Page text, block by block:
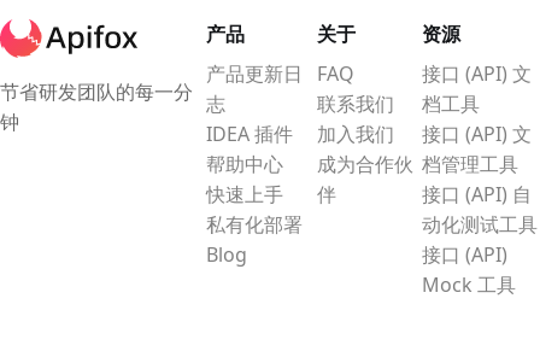
节省研发团队的每一分
钟
产品
产品更新日
志
IDEA 插件
帮助中心
快速上手
私有化部署
Blog
关于
FAQ
联系我们
加入我们
成为合作伙
伴
资源
接口 (API) 文
档工具
接口 (API) 文
档管理工具
接口 (API) 自
动化测试工具
接口 (API)
Mock 工具